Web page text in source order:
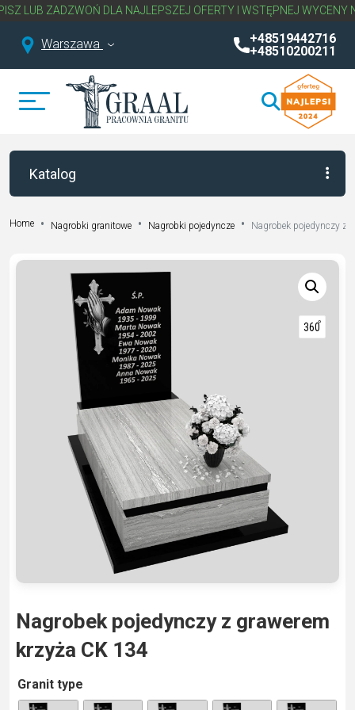
DLA NAJLEPSZEJ OFERTY I WSTĘPNEJ WYCENY
Warszawa
+48519442716
+48510200211
Katalog
Home Nagrobki granitowe Nagrobki pojedyncze Nagrobek pojedynczy z
Nagrobek pojedynczy z grawerem
krzyża CK 134
Granit type
A
lt